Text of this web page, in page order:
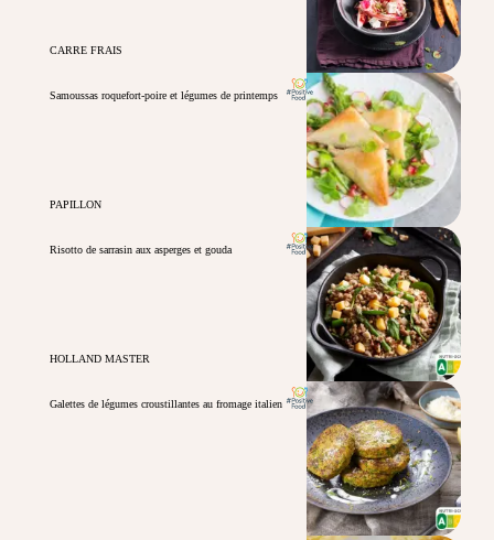
CARRE FRAIS
Samoussas roquefort-poire et légumes de printemps
PAPILLON
Risotto de sarrasin aux asperges et gouda
HOLLAND MASTER
Galettes de légumes croustillantes au fromage italien